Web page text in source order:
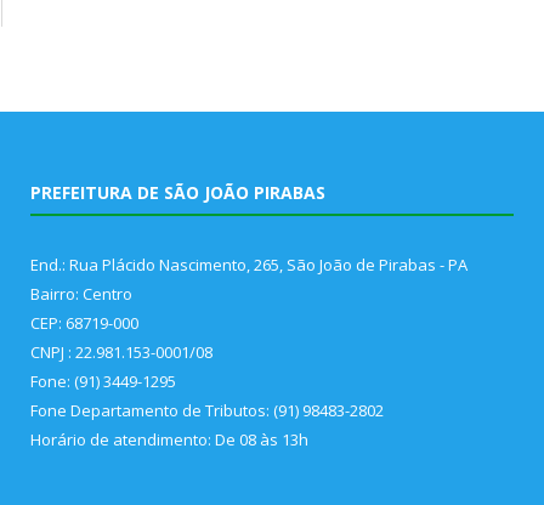
PREFEITURA DE SÃO JOÃO PIRABAS
End.: Rua Plácido Nascimento, 265, São João de Pirabas - PA
Bairro: Centro
CEP: 68719-000
CNPJ : 22.981.153-0001/08
Fone: (91) 3449-1295
Fone Departamento de Tributos: (91) 98483-2802
Horário de atendimento: De 08 às 13h